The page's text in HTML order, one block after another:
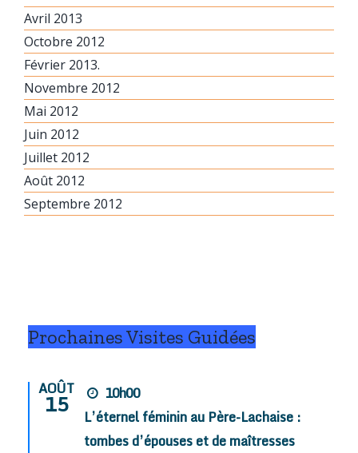
Avril 2013
Octobre 2012
Février 2013.
Novembre 2012
Mai 2012
Juin 2012
Juillet 2012
Août 2012
Septembre 2012
Prochaines Visites Guidées
AOÛT
15
10h00
L’éternel féminin au Père-Lachaise :
tombes d’épouses et de maîtresses